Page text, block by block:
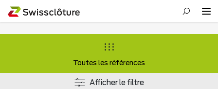
Toutes les références
Afficher le filtre